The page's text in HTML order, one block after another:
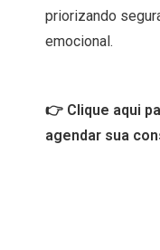
priorizando
emocional.
👉 Clique aqui
agendar sua